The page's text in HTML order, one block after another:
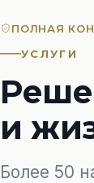
на
ПОЛНАЯ
УСЛУГИ
и
Более 50